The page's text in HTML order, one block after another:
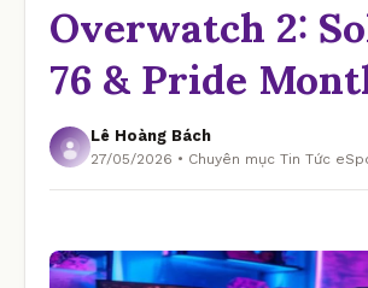
Overwatch 2:
76 & Pride
Lê Hoàng Bách
27/05/2026 • Chuyên mục Tin Tức